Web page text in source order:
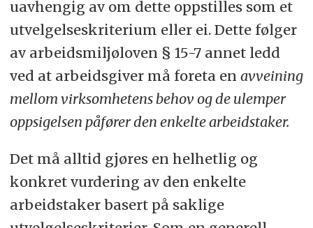
uavhengig av om dette oppstilles som et
utvelgelseskriterium eller ei. Dette følger
av arbeidsmiljøloven § 15-7 annet ledd
ved at arbeidsgiver må foreta en avveining
mellom virksomhetens behov og de ulemper
oppsigelsen påfører den enkelte arbeidstaker.
Det må alltid gjøres en helhetlig og
konkret vurdering av den enkelte
arbeidstaker basert på saklige